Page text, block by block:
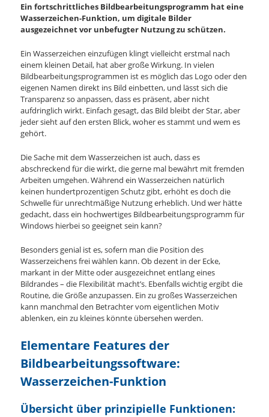
Ein fortschrittliches Bildbearbeitungsprogramm hat eine
Wasserzeichen-Funktion, um digitale Bilder
ausgezeichnet vor unbefugter Nutzung zu schützen.
Ein Wasserzeichen einzufügen klingt vielleicht erstmal nach
einem kleinen Detail, hat aber große Wirkung. In vielen
Bildbearbeitungsprogrammen ist es möglich das Logo oder den
eigenen Namen direkt ins Bild einbetten, und lässt sich die
Transparenz so anpassen, dass es präsent, aber nicht
aufdringlich wirkt. Einfach gesagt, das Bild bleibt der Star, aber
jeder sieht auf den ersten Blick, woher es stammt und wem es
gehört.
Die Sache mit dem Wasserzeichen ist auch, dass es
abschreckend für die wirkt, die gerne mal bewährt mit fremden
Arbeiten umgehen. Während ein Wasserzeichen natürlich
keinen hundertprozentigen Schutz gibt, erhöht es doch die
Schwelle für unrechtmäßige Nutzung erheblich. Und wer hätte
gedacht, dass ein hochwertiges Bildbearbeitungsprogramm für
Windows hierbei so geeignet sein kann?
Besonders genial ist es, sofern man die Position des
Wasserzeichens frei wählen kann. Ob dezent in der Ecke,
markant in der Mitte oder ausgezeichnet entlang eines
Bildrandes – die Flexibilität macht’s. Ebenfalls wichtig ergibt die
Routine, die Größe anzupassen. Ein zu großes Wasserzeichen
kann manchmal den Betrachter vom eigentlichen Motiv
ablenken, ein zu kleines könnte übersehen werden.
Elementare Features der
Bildbearbeitungssoftware:
Wasserzeichen-Funktion
Übersicht über prinzipielle Funktionen: